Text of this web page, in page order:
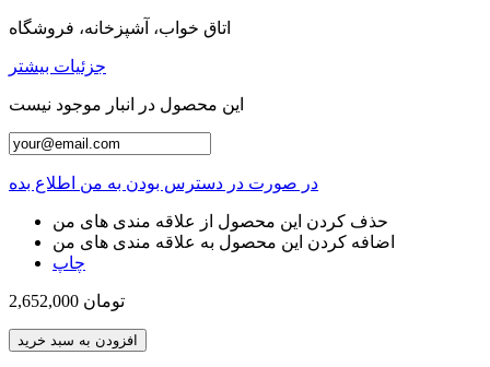
اتاق خواب، آشپزخانه، فروشگاه
جزئیات بیشتر
این محصول در انبار موجود نیست
در صورت در دسترس بودن به من اطلاع بده
حذف کردن این محصول از علاقه مندی های من
اضافه کردن این محصول به علاقه مندی های من
چاپ
2,652,000 تومان
افزودن به سبد خرید